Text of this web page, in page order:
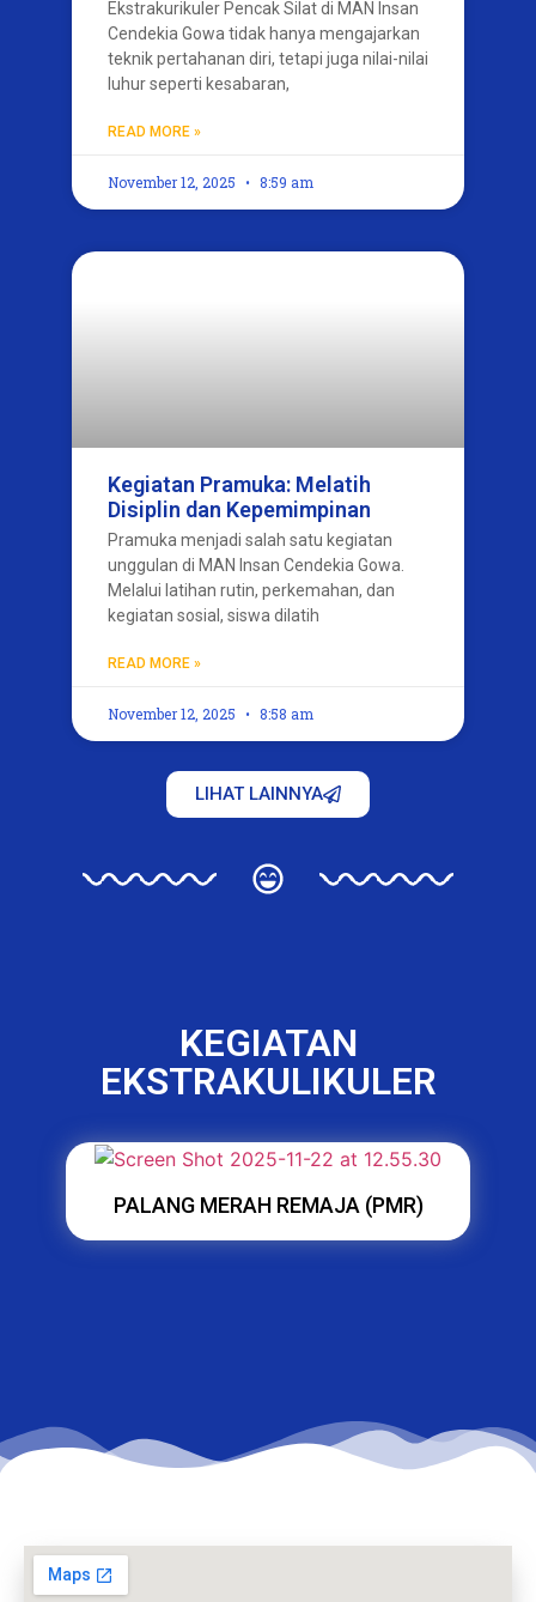
Ekstrakurikuler Pencak Silat di MAN Insan
Cendekia Gowa tidak hanya mengajarkan
teknik pertahanan diri, tetapi juga nilai-nilai
luhur seperti kesabaran,
READ MORE »
November 12, 2025 8:59 am
Kegiatan Pramuka: Melatih
Disiplin dan Kepemimpinan
Pramuka menjadi salah satu kegiatan
unggulan di MAN Insan Cendekia Gowa.
Melalui latihan rutin, perkemahan, dan
kegiatan sosial, siswa dilatih
READ MORE »
November 12, 2025 8:58 am
LIHAT LAINNYA
KEGIATAN
EKSTRAKULIKULER
PALANG MERAH REMAJA (PMR)